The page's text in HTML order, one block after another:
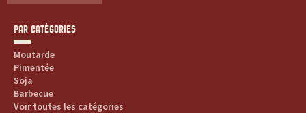
PAR CATÉGORIES
Moutarde
Pimentée
Soja
Barbecue
Voir toutes les catégories